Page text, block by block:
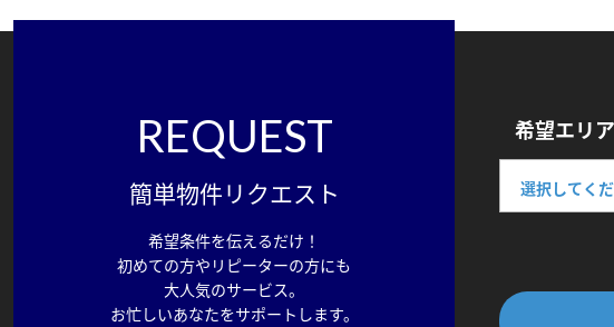
REQUEST
簡単物件リクエスト
希望条件を伝えるだけ！
初めての方やリピーターの方にも
大人気のサービス。
お忙しいあなたをサポートします。
希望エリア